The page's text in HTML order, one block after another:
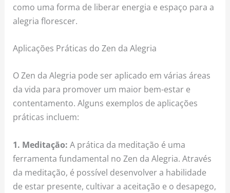
como uma forma de liberar energia e espaço para a
alegria florescer.
Aplicações Práticas do Zen da Alegria
O Zen da Alegria pode ser aplicado em várias áreas
da vida para promover um maior bem-estar e
contentamento. Alguns exemplos de aplicações
práticas incluem:
1. Meditação: A prática da meditação é uma
ferramenta fundamental no Zen da Alegria. Através
da meditação, é possível desenvolver a habilidade
de estar presente, cultivar a aceitação e o desapego,